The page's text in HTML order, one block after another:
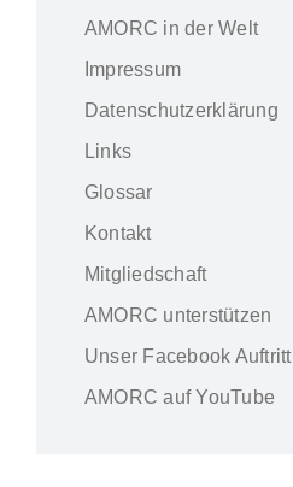
AMORC in der Welt
Impressum
Datenschutzerklärung
Links
Glossar
Kontakt
Mitgliedschaft
AMORC unterstützen
Unser Facebook Auftritt
AMORC auf YouTube